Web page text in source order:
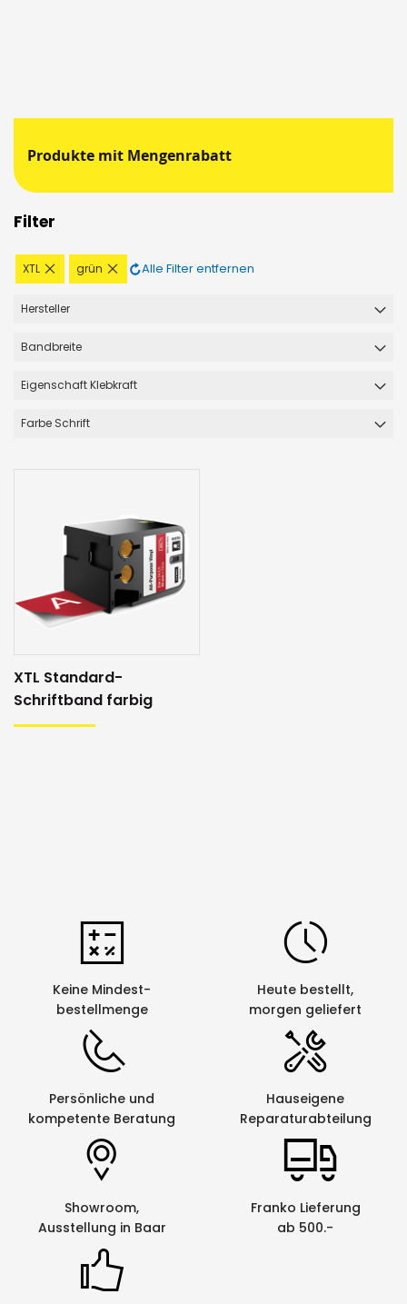
Produkte mit Mengenrabatt
Filter
XTL
Diesen
Artikel
grün
Diesen
Artikel
Alle Filter entfernen
Hersteller
Bandbreite
Eigenschaft Klebkraft
Farbe Schrift
XTL Standard-
Schriftband farbig
Keine Mindest-
bestellmenge
Heute bestellt,
morgen geliefert
Persönliche und
kompetente Beratung
Hauseigene
Reparaturabteilung
Showroom,
Ausstellung in Baar
Franko Lieferung
ab 500.-